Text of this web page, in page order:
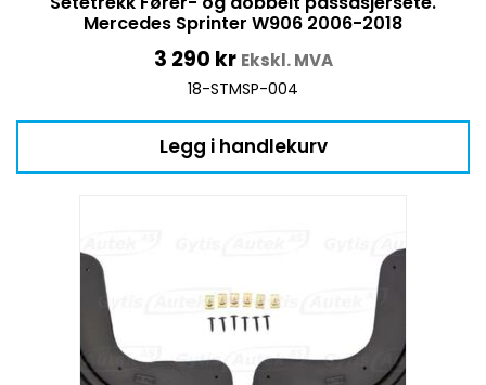
Mercedes Sprinter W906 2006-2018
3 290 kr Ekskl. MVA
18-STMSP-004
Legg i handlekurv